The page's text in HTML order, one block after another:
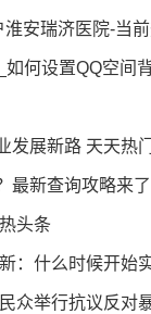
淮安瑞济医院-当
何设置QQ空间
展新路 天天热门
最新查询攻略来了
头条
：什么时候开始
众举行抗议反对